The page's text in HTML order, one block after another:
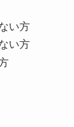
い方
い方